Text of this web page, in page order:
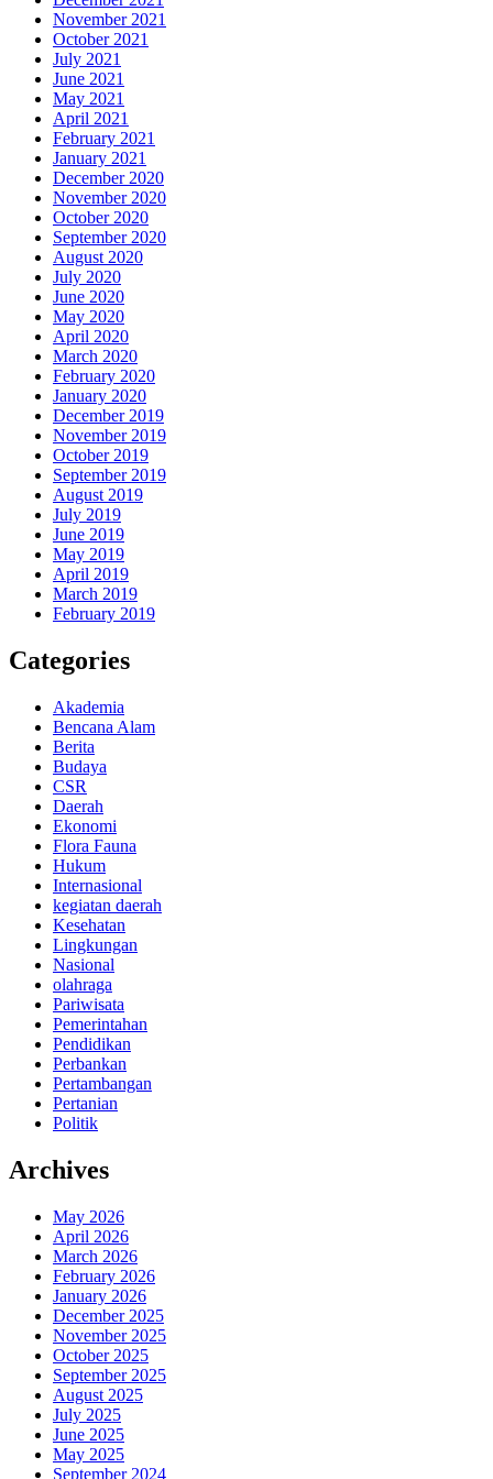
November 2021
October 2021
July 2021
June 2021
May 2021
April 2021
February 2021
January 2021
December 2020
November 2020
October 2020
September 2020
August 2020
July 2020
June 2020
May 2020
April 2020
March 2020
February 2020
January 2020
December 2019
November 2019
October 2019
September 2019
August 2019
July 2019
June 2019
May 2019
April 2019
March 2019
February 2019
Categories
Akademia
Bencana Alam
Berita
Budaya
CSR
Daerah
Ekonomi
Flora Fauna
Hukum
Internasional
kegiatan daerah
Kesehatan
Lingkungan
Nasional
olahraga
Pariwisata
Pemerintahan
Pendidikan
Perbankan
Pertambangan
Pertanian
Politik
Archives
May 2026
April 2026
March 2026
February 2026
January 2026
December 2025
November 2025
October 2025
September 2025
August 2025
July 2025
June 2025
May 2025
September 2024